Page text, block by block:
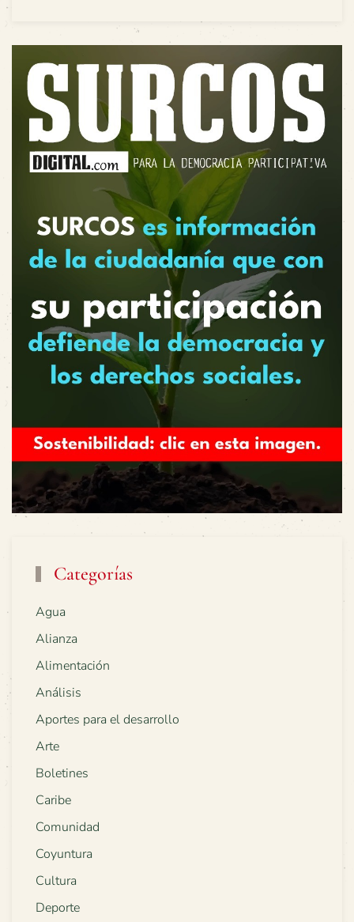
Categorías
Agua
Alianza
Alimentación
Análisis
Aportes para el desarrollo
Arte
Boletines
Caribe
Comunidad
Coyuntura
Cultura
Deporte